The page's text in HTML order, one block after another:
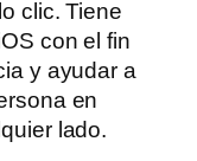
clic. Tiene
con el fin
y ayudar a
en
lado.